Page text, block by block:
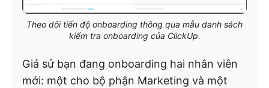
Theo dõi tiến độ onboarding thông qua mẫu danh sách
kiểm tra onboarding của ClickUp.
Giả sử bạn đang onboarding hai nhân viên
mới: một cho bộ phận Marketing và một